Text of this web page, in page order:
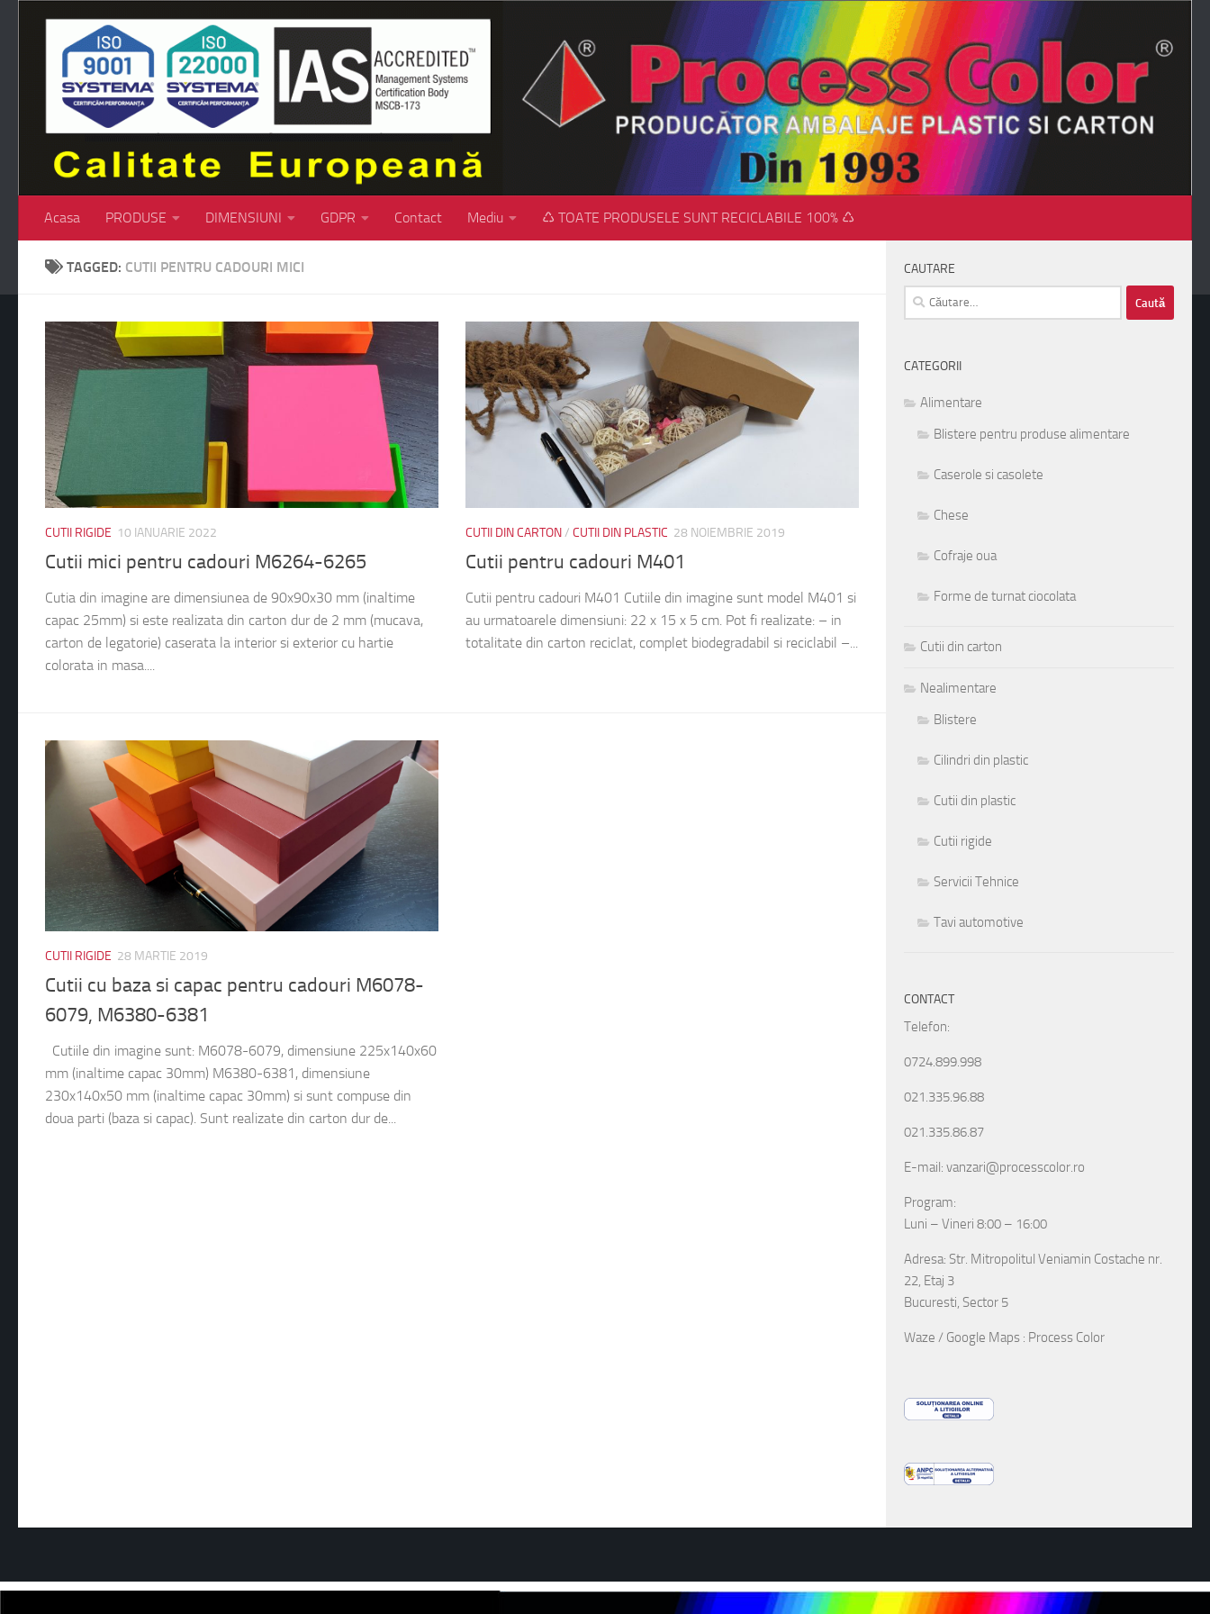
Skip to content
Acasa PRODUSE DIMENSIUNI GDPR Contact Mediu ♺ TOATE PRODUSELE SUNT RECICLABILE 100% ♺
TAGGED: CUTII PENTRU CADOURI MICI
CUTII RIGIDE 10 IANUARIE 2022
Cutii mici pentru cadouri M6264-6265
Cutia din imagine are dimensiunea de 90x90x30 mm (inaltime
capac 25mm) si este realizata din carton dur de 2 mm (mucava,
carton de legatorie) caserata la interior si exterior cu hartie
colorata in masa....
CUTII DIN CARTON/ CUTII DIN PLASTIC 28 NOIEMBRIE 2019
Cutii pentru cadouri M401
Cutii pentru cadouri M401 Cutiile din imagine sunt model M401 si
au urmatoarele dimensiuni: 22 x 15 x 5 cm. Pot fi realizate: – in
totalitate din carton reciclat, complet biodegradabil si reciclabil –...
CUTII RIGIDE 28 MARTIE 2019
Cutii cu baza si capac pentru cadouri M6078-
6079, M6380-6381
Cutiile din imagine sunt: M6078-6079, dimensiune 225x140x60
mm (inaltime capac 30mm) M6380-6381, dimensiune
230x140x50 mm (inaltime capac 30mm) si sunt compuse din
doua parti (baza si capac). Sunt realizate din carton dur de...
CAUTARE
Caută
după:
CATEGORII
Alimentare
Blistere pentru produse alimentare
Caserole si casolete
Chese
Cofraje oua
Forme de turnat ciocolata
Cutii din carton
Nealimentare
Blistere
Cilindri din plastic
Cutii din plastic
Cutii rigide
Servicii Tehnice
Tavi automotive
CONTACT
Telefon:
0724.899.998
021.335.96.88
021.335.86.87
E-mail: vanzari@processcolor.ro
Program:
Luni – Vineri 8:00 – 16:00
Adresa: Str. Mitropolitul Veniamin Costache nr.
22, Etaj 3
Bucuresti, Sector 5
Waze / Google Maps : Process Color